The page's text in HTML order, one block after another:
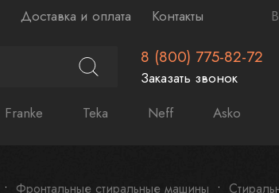
Доставка и оплата Контакты
8 (800) 775-82-72
Заказать звонок
Franke Teka Neff Asko
Фронтальные стиральные машины